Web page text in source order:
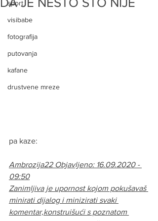
sport
visibabe
fotografija
putovanja
kafane
drustvene mreze
pa kaze:
Ambrozija22 Objavljeno: 16.09.2020 -
09:50
Zanimljiva je upornost kojom pokušavaš
minirati dijalog i minizirati svaki
komentar,konstruišući s poznatom